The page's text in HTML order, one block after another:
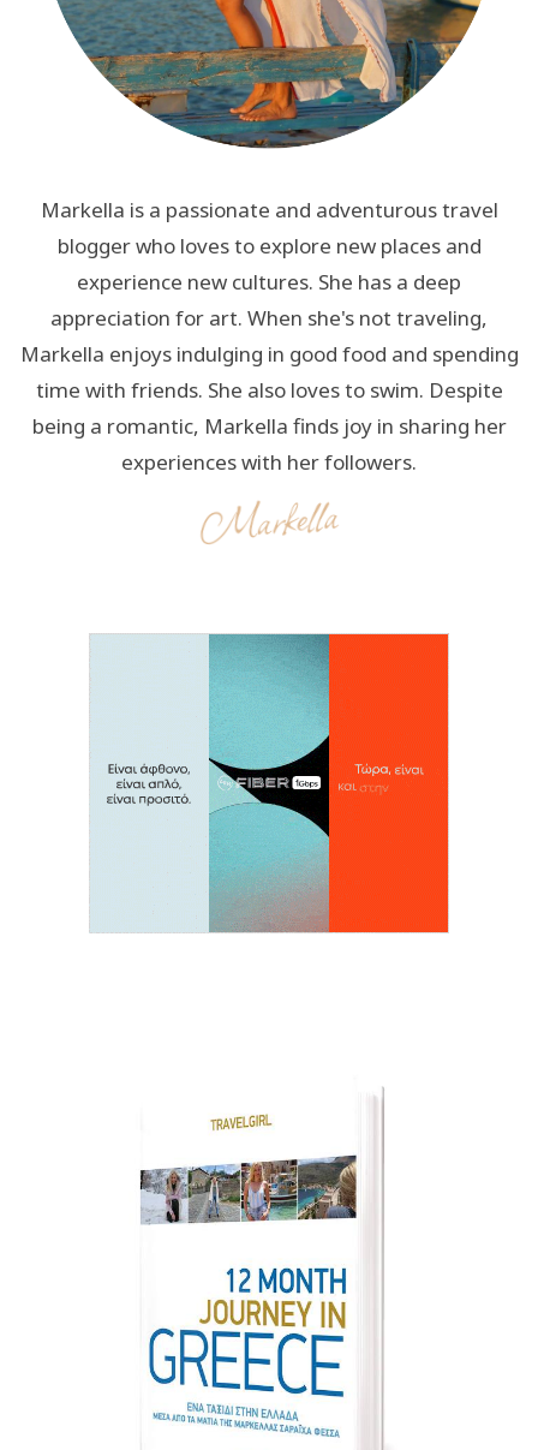
Markella is a passionate and adventurous travel
blogger who loves to explore new places and
experience new cultures. She has a deep
appreciation for art. When she's not traveling,
Markella enjoys indulging in good food and spending
time with friends. She also loves to swim. Despite
being a romantic, Markella finds joy in sharing her
experiences with her followers.